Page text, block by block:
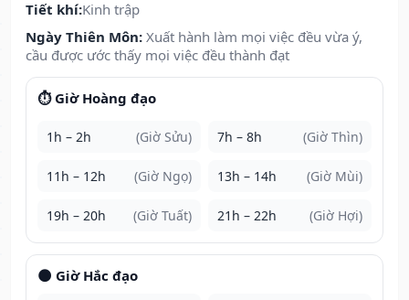
Tiết khí:Kinh trập
Ngày Thiên Môn: Xuất hành làm mọi việc đều vừa ý,
cầu được ước thấy mọi việc đều thành đạt
⏱️ Giờ Hoàng đạo
1h – 2h (Giờ Sửu) 7h – 8h (Giờ Thìn)
11h – 12h (Giờ Ngọ) 13h – 14h (Giờ Mùi)
19h – 20h (Giờ Tuất) 21h – 22h (Giờ Hợi)
🌑 Giờ Hắc đạo